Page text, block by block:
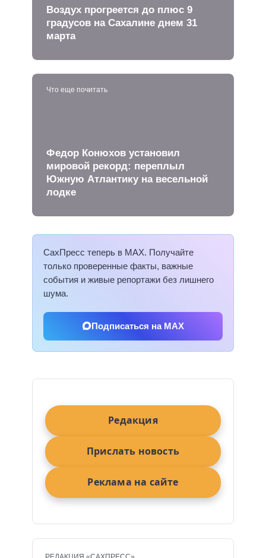
Воздух прогреется до плюс 9
градусов на Сахалине днем 31
марта
Что еще почитать
Федор Конюхов установил
мировой рекорд: переплыл
Южную Атлантику на весельной
лодке
СахПресс теперь в MAX. Получайте
только проверенные факты, важные
события и живые репортажи без лишнего
шума.
Подписаться на MAX
Редакция
Прислать новость
Реклама на сайте